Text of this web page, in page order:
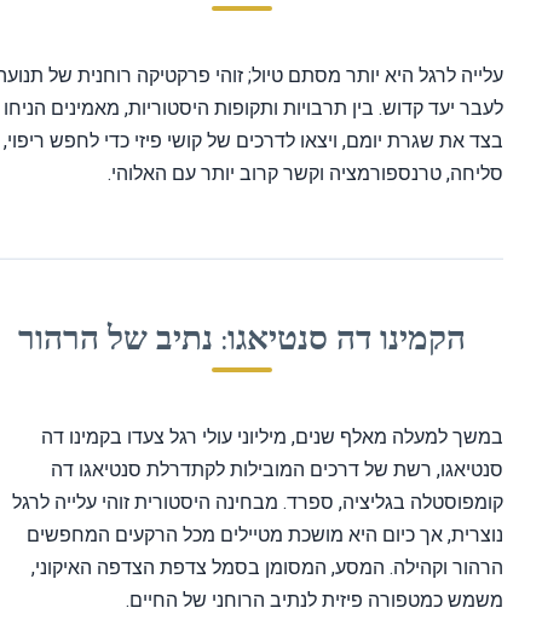
לרגל היא יותר מסתם טיול; זוהי פרקטיקה רוחנית של תנועה
יעד קדוש. בין תרבויות ותקופות היסטוריות, מאמינים הניחו
את שגרת יומם, ויצאו לדרכים של קושי פיזי כדי לחפש ריפוי,
טרנספורמציה וקשר קרוב יותר עם האלוהי.
הקמינו דה סנטיאגו: נתיב של הרהור
למעלה מאלף שנים, מיליוני עולי רגל צעדו בקמינו דה
רשת של דרכים המובילות לקתדרלת סנטיאגו דה
בגליציה, ספרד. מבחינה היסטורית זוהי עלייה לרגל
אך כיום היא מושכת מטיילים מכל הרקעים המחפשים
וקהילה. המסע, המסומן בסמל צדפת הצדפה האיקוני,
כמטפורה פיזית לנתיב הרוחני של החיים.